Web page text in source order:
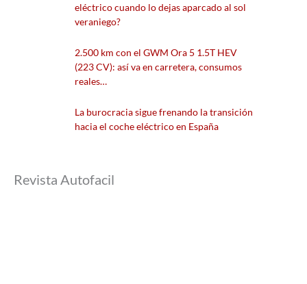
eléctrico cuando lo dejas aparcado al sol
veraniego?
2.500 km con el GWM Ora 5 1.5T HEV
(223 CV): así va en carretera, consumos
reales…
La burocracia sigue frenando la transición
hacia el coche eléctrico en España
Revista Autofacil